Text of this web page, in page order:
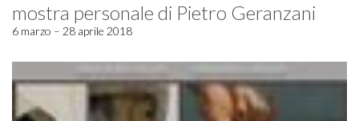
mostra personale di Pietro Geranzani
6 marzo – 28 aprile 2018